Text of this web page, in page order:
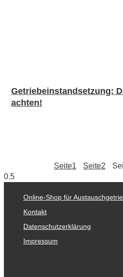
Getriebeinstandsetzung:
achten!
Seite1 Seite2
Online-Shop für
Kontakt
Datenschutzerklärung
Impressum